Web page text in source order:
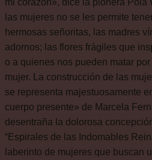
mi corazón», dice la pionera Pola
las mujeres no se les permite
hermosas señoritas, las madres
adornos; las flores frágiles que
o a quienes nos pueden matar
mujer. La construcción de las
se representa majestuosamente
cuerpo presente» de Marcela
desentraña la dolorosa
“Espirales de las Indomables
laberinto de mujeres que buscan